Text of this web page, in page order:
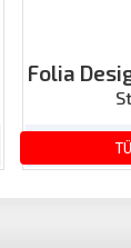
Folia
1